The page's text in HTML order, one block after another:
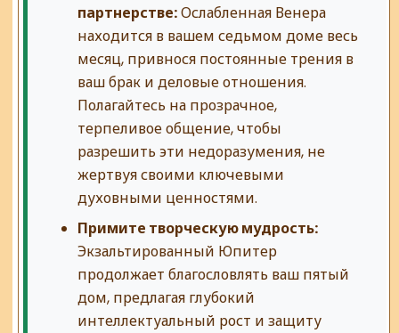
партнерстве:Ослабленная Венера
находится в вашем седьмом доме весь
месяц, привнося постоянные трения в
ваш брак и деловые отношения.
Полагайтесь на прозрачное,
терпеливое общение, чтобы
разрешить эти недоразумения, не
жертвуя своими ключевыми
духовными ценностями.
Примите творческую мудрость:
Экзальтированный Юпитер
продолжает благословлять ваш пятый
дом, предлагая глубокий
интеллектуальный рост и защиту